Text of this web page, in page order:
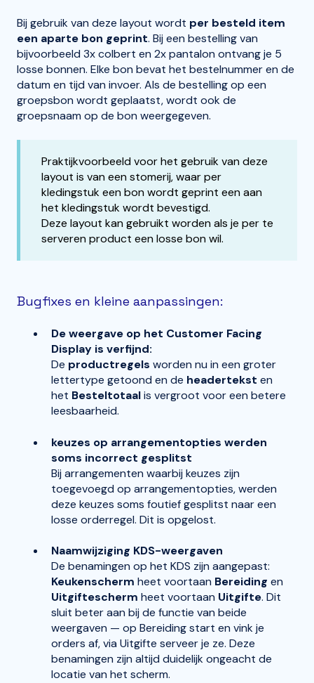
Bij gebruik van deze layout wordt per besteld item
een aparte bon geprint. Bij een bestelling van
bijvoorbeeld 3x colbert en 2x pantalon ontvang je 5
losse bonnen. Elke bon bevat het bestelnummer en de
datum en tijd van invoer. Als de bestelling op een
groepsbon wordt geplaatst, wordt ook de
groepsnaam op de bon weergegeven.
Praktijkvoorbeeld voor het gebruik van deze
layout is van een stomerij, waar per
kledingstuk een bon wordt geprint een aan
het kledingstuk wordt bevestigd.
Deze layout kan gebruikt worden als je per te
serveren product een losse bon wil.
Bugfixes en kleine aanpassingen:
De weergave op het Customer Facing
Display is verfijnd:
De productregels worden nu in een groter
lettertype getoond en de headertekst en
het Besteltotaalis vergroot voor een betere
leesbaarheid.
keuzes op arrangementopties werden
soms incorrect gesplitst
Bij arrangementen waarbij keuzes zijn
toegevoegd op arrangementopties, werden
deze keuzes soms foutief gesplitst naar een
losse orderregel. Dit is opgelost.
Naamwijziging KDS-weergaven
De benamingen op het KDS zijn aangepast:
Keukenscherm heet voortaan Bereiding en
Uitgiftescherm heet voortaan Uitgifte. Dit
sluit beter aan bij de functie van beide
weergaven — op Bereiding start en vink je
orders af, via Uitgifte serveer je ze. Deze
benamingen zijn altijd duidelijk ongeacht de
locatie van het scherm.